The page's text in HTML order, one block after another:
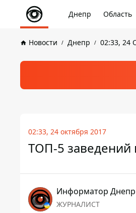
Днепр Область
Новости Днепр 02:33, 24
02:33, 24 октября 2017
ТОП-5 заведений
Информатор Днепр
ЖУРНАЛИСТ